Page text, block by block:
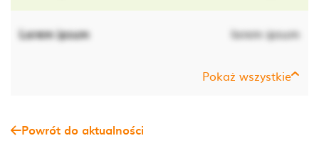
Lorem ipsum lorem ipsum
Pokaż wszystkie
Powrót do aktualności